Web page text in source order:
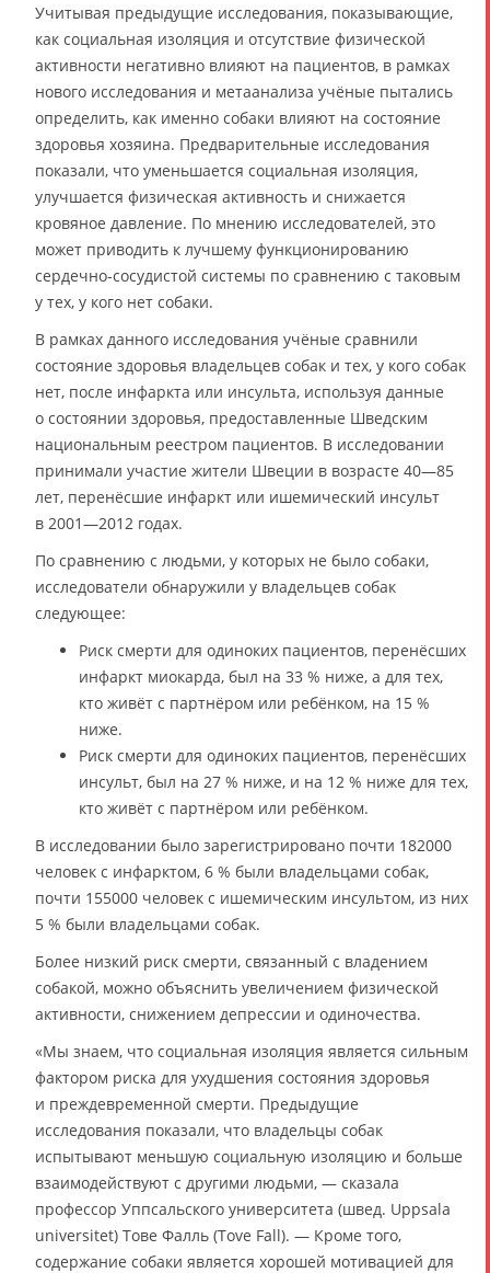
Учитывая предыдущие исследования, показывающие,
как социальная изоляция и отсутствие физической
активности негативно влияют на пациентов, в рамках
нового исследования и метаанализа учёные пытались
определить, как именно собаки влияют на состояние
здоровья хозяина. Предварительные исследования
показали, что уменьшается социальная изоляция,
улучшается физическая активность и снижается
кровяное давление. По мнению исследователей, это
может приводить к лучшему функционированию
сердечно-сосудистой системы по сравнению с таковым
у тех, у кого нет собаки.
В рамках данного исследования учёные сравнили
состояние здоровья владельцев собак и тех, у кого собак
нет, после инфаркта или инсульта, используя данные
о состоянии здоровья, предоставленные Шведским
национальным реестром пациентов. В исследовании
принимали участие жители Швеции в возрасте 40—85
лет, перенёсшие инфаркт или ишемический инсульт
в 2001—2012 годах.
По сравнению с людьми, у которых не было собаки,
исследователи обнаружили у владельцев собак
следующее:
Риск смерти для одиноких пациентов, перенёсших
инфаркт миокарда, был на 33 % ниже, а для тех,
кто живёт с партнёром или ребёнком, на 15 %
ниже.
Риск смерти для одиноких пациентов, перенёсших
инсульт, был на 27 % ниже, и на 12 % ниже для тех,
кто живёт с партнёром или ребёнком.
В исследовании было зарегистрировано почти 182000
человек с инфарктом, 6 % были владельцами собак,
почти 155000 человек с ишемическим инсультом, из них
5 % были владельцами собак.
Более низкий риск смерти, связанный с владением
собакой, можно объяснить увеличением физической
активности, снижением депрессии и одиночества.
«Мы знаем, что социальная изоляция является сильным
фактором риска для ухудшения состояния здоровья
и преждевременной смерти. Предыдущие
исследования показали, что владельцы собак
испытывают меньшую социальную изоляцию и больше
взаимодействуют с другими людьми, — сказала
профессор Уппсальского университета (швед. Uppsala
universitet) Тове Фалль (Tove Fall). — Кроме того,
содержание собаки является хорошей мотивацией для